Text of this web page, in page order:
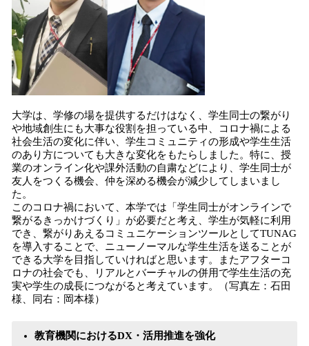
大学は、学修の場を提供するだけはなく、学生同士の繋がり
や地域創生にも大事な役割を担っている中、コロナ禍による
社会生活の変化に伴い、学生コミュニティの形成や学生生活
のあり方についても大きな変化をもたらしました。特に、授
業のオンライン化や課外活動の自粛などにより、学生同士が
友人をつくる機会、仲を深める機会が減少してしまいまし
た。
このコロナ禍において、本学では「学生同士がオンラインで
繋がるきっかけづくり」が必要だと考え、学生が気軽に利用
でき、繋がりあえるコミュニケーションツールとしてTUNAG
を導入することで、ニューノーマルな学生生活を送ることが
できる大学を目指していければと思います。またアフターコ
ロナの社会でも、リアルとバーチャルの併用で学生生活の充
実や学生の成長につながると考えています。​（写真左：石田
様、同右：岡本様）
教育機関におけるDX・活用推進を強化